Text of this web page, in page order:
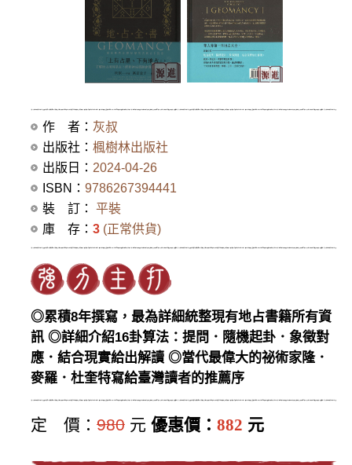
作 者： 灰叔
出版社： 楓樹林出版社
出版日： 2024-04-26
ISBN： 9786267394441
裝 訂： 平裝
庫 存： 3 (正常供貨)
◎累積8年撰寫，最為詳細統整現有地占書籍所有資
訊 ◎詳細介紹16卦算法：提問．隨機起卦．象徵對
應．結合現實給出解讀 ◎當代最偉大的祕術家隆．
麥羅．杜奎特寫給臺灣讀者的推薦序
定 價： 980 元 優惠價： 882 元